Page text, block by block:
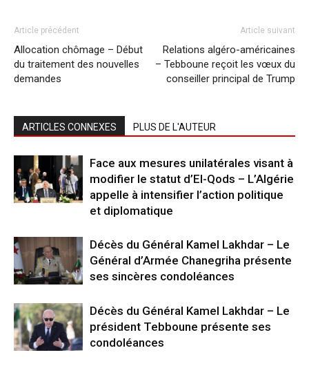
Article précédent
Allocation chômage – Début
du traitement des nouvelles
demandes
Article suivant
Relations algéro-américaines
– Tebboune reçoit les vœux du
conseiller principal de Trump
ARTICLES CONNEXES PLUS DE L'AUTEUR
Face aux mesures unilatérales visant à
modifier le statut d’El-Qods – L’Algérie
appelle à intensifier l’action politique
et diplomatique
Décès du Général Kamel Lakhdar – Le
Général d’Armée Chanegriha présente
ses sincères condoléances
Décès du Général Kamel Lakhdar – Le
président Tebboune présente ses
condoléances